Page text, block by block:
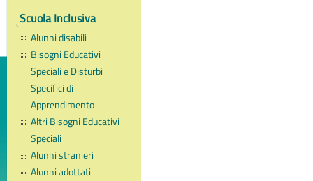
Scuola Inclusiva
Alunni disabili
Bisogni Educativi
Speciali e Disturbi
Specifici di
Apprendimento
Altri Bisogni Educativi
Speciali
Alunni stranieri
Alunni adottati